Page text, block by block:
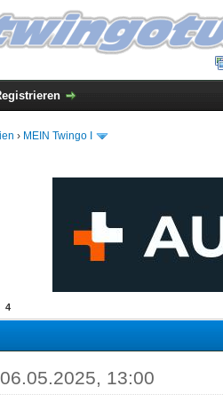
› MEIN Twingo I
4
06.05.2025, 13:00